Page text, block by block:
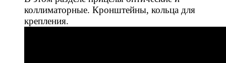
коллиматорные. Кронштейны, кольца для
крепления.